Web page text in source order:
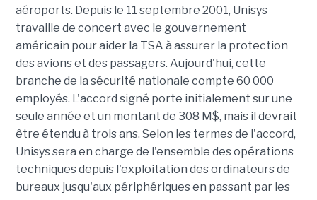
aéroports. Depuis le 11 septembre 2001, Unisys
travaille de concert avec le gouvernement
américain pour aider la TSA à assurer la protection
des avions et des passagers. Aujourd'hui, cette
branche de la sécurité nationale compte 60 000
employés. L'accord signé porte initialement sur une
seule année et un montant de 308 M$, mais il devrait
être étendu à trois ans. Selon les termes de l'accord,
Unisys sera en charge de l'ensemble des opérations
techniques depuis l'exploitation des ordinateurs de
bureaux jusqu'aux périphériques en passant par les